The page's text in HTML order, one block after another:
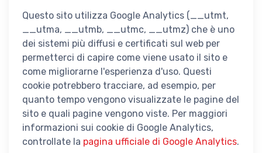
Questo sito utilizza Google Analytics (__utmt,
__utma, __utmb, __utmc, __utmz) che è uno
dei sistemi più diffusi e certificati sul web per
permetterci di capire come viene usato il sito e
come migliorarne l'esperienza d'uso. Questi
cookie potrebbero tracciare, ad esempio, per
quanto tempo vengono visualizzate le pagine del
sito e quali pagine vengono viste. Per maggiori
informazioni sui cookie di Google Analytics,
controllate la pagina ufficiale di Google Analytics.